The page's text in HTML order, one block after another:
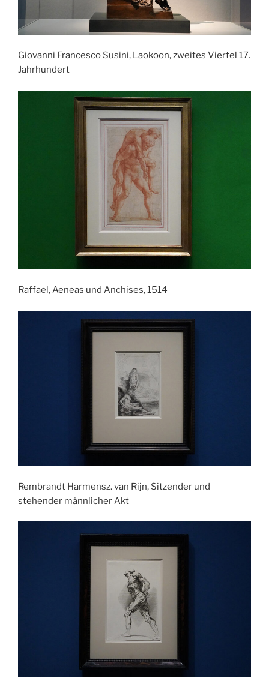
Giovanni Francesco Susini, Laokoon, zweites Viertel 17.
Jahrhundert
Raffael, Aeneas und Anchises, 1514
Rembrandt Harmensz. van Rijn, Sitzender und
stehender männlicher Akt